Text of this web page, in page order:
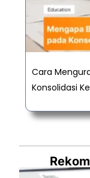
Cara
Konsolidasi